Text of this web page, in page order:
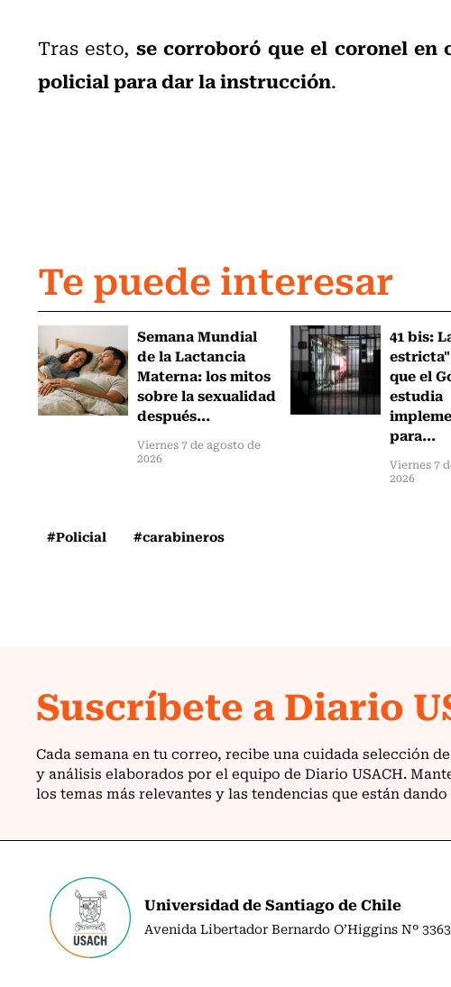
Tras esto, se corroboró que el coronel en
policial para dar la instrucción.
Te puede interesar
Semana Mundial
de la Lactancia
Materna: los mitos
sobre la sexualidad
después...
Viernes 7 de agosto de
2026
41 bis:
que el
estudia
para...
Viernes 7
2026
#Policial #carabineros
Universidad de Santiago de Chile
Avenida Libertador Bernardo O’Higgins Nº